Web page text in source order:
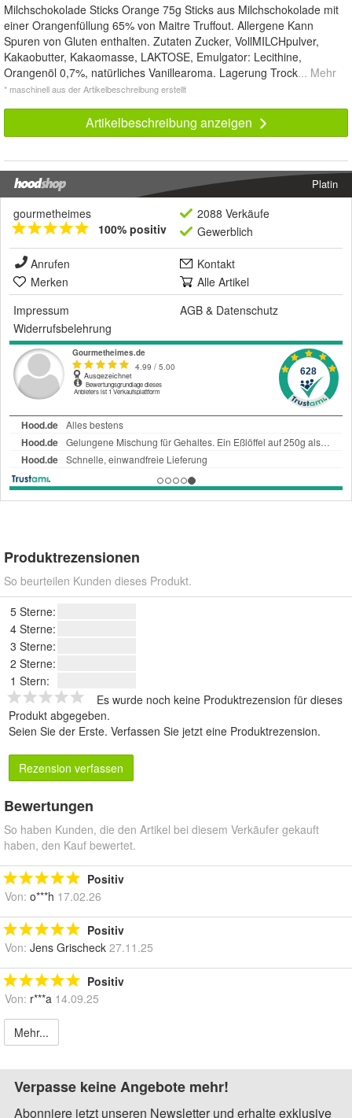
Milchschokolade Sticks Orange 75g Sticks aus Milchschokolade mit
einer Orangenfüllung 65% von Maitre Truffout. Allergene Kann
Spuren von Gluten enthalten. Zutaten Zucker, VollMILCHpulver,
Kakaobutter, Kakaomasse, LAKTOSE, Emulgator: Lecithine,
Orangenöl 0,7%, natürliches Vanillearoma. Lagerung Trock... Mehr
* maschinell aus der Artikelbeschreibung erstellt
Artikelbeschreibung anzeigen
Platin
gourmetheimes
100% positiv
2088 Verkäufe
Gewerblich
Anrufen
Kontakt
Merken
Alle Artikel
Impressum
AGB & Datenschutz
Widerrufsbelehrung
Produktrezensionen
So beurteilen Kunden dieses Produkt.
5 Sterne:
4 Sterne:
3 Sterne:
2 Sterne:
1 Stern:
Es wurde noch keine Produktrezension für dieses
Produkt abgegeben.
Seien Sie der Erste. Verfassen Sie jetzt eine Produktrezension.
Rezension verfassen
Bewertungen
So haben Kunden, die den Artikel bei diesem Verkäufer gekauft
haben, den Kauf bewertet.
Positiv
Von: o***h 17.02.26
Positiv
Von: Jens Grischeck 27.11.25
Positiv
Von: r***a 14.09.25
Mehr...
Verpasse keine Angebote mehr!
Abonniere jetzt unseren Newsletter und erhalte exklusive